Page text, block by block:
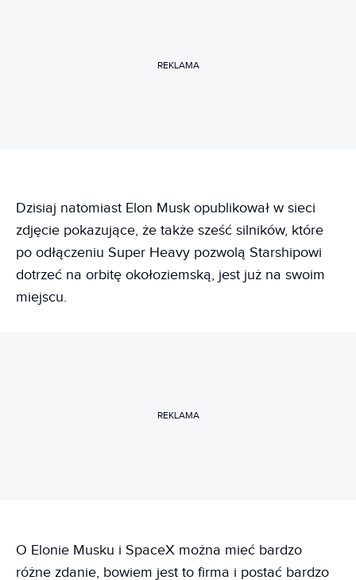
REKLAMA
Dzisiaj natomiast Elon Musk opublikował w sieci
zdjęcie pokazujące, że także sześć silników, które
po odłączeniu Super Heavy pozwolą Starshipowi
dotrzeć na orbitę okołoziemską, jest już na swoim
miejscu.
REKLAMA
O Elonie Musku i SpaceX można mieć bardzo
różne zdanie, bowiem jest to firma i postać bardzo